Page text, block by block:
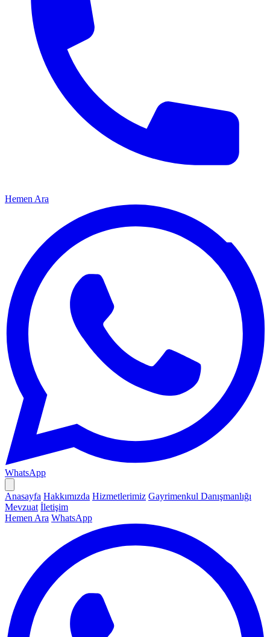
Hemen Ara
WhatsApp
Anasayfa Hakkımızda Hizmetlerimiz Gayrimenkul Danışmanlığı
Mevzuat İletişim
Hemen Ara WhatsApp